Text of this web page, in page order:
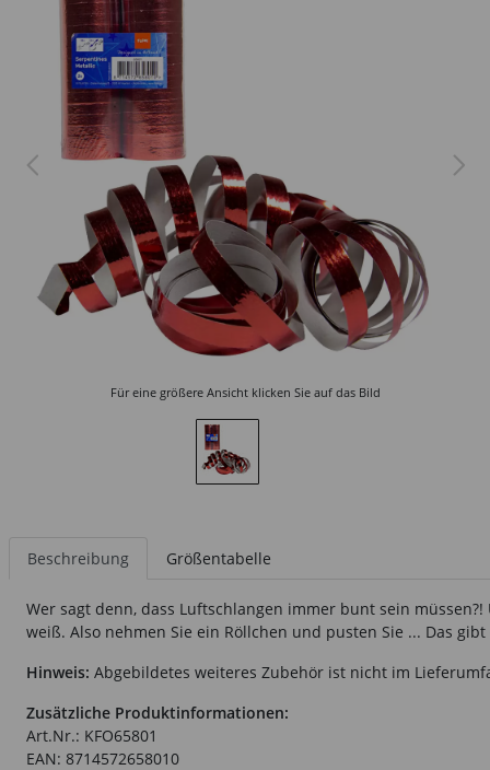
Für eine größere Ansicht klicken Sie auf das Bild
Beschreibung Größentabelle
Wer sagt denn, dass Luftschlangen immer bunt sein
weiß. Also nehmen Sie ein Röllchen und pusten Sie ... Das
Hinweis: Abgebildetes weiteres Zubehör ist nicht im
Zusätzliche Produktinformationen:
Art.Nr.: KFO65801
EAN: 8714572658010